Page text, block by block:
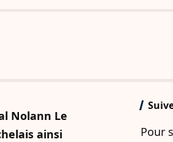
Nolann Le
ainsi
Pour